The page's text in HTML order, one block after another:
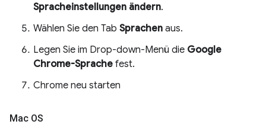
Spracheinstellungen ändern.
Wählen Sie den Tab Sprachen aus.
Legen Sie im Drop-down-Menü die Google
Chrome-Sprache fest.
Chrome neu starten
Mac OS